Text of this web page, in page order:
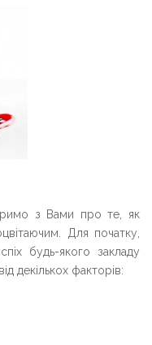
з Вами про те, як
Для початку,
будь-якого закладу
декількох факторів: